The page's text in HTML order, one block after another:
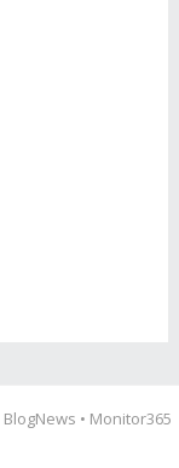
BlogNews • Monitor365